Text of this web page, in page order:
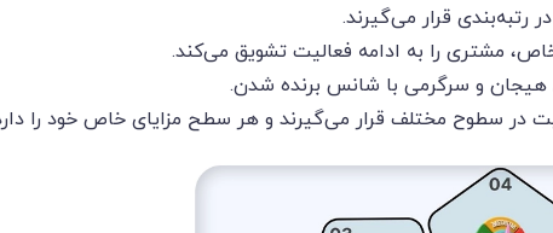
رتبه‌بندی قرار می‌گیرند.
مشتری را به ادامه فعالیت تشویق می‌کند.
و سرگرمی با شانس برنده شدن.
در سطوح مختلف قرار می‌گیرند و هر سطح مزایای خاص خود را